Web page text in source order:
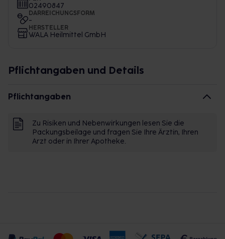
02490847
DARREICHUNGSFORM
-
HERSTELLER
WALA Heilmittel GmbH
Pflichtangaben und Details
Pflichtangaben
Zu Risiken und Nebenwirkungen lesen Sie die
Packungsbeilage und fragen Sie Ihre Ärztin, Ihren
Arzt oder in Ihrer Apotheke.